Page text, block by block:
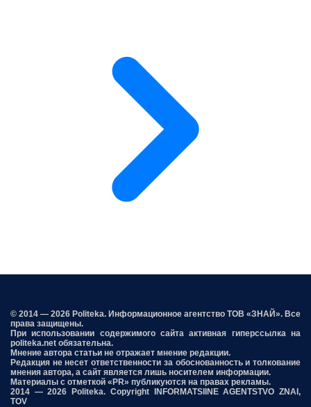
© 2014 — 2026 Politeka. Информационное агентство ТОВ «ЗНАЙ». Все
права защищены.
При использовании содержимого сайта активная гиперссылка на
politeka.net обязательна.
Мнение автора статьи не отражает мнение редакции.
Редакция не несет ответственности за обоснованность и толкование
мнения автора, а сайт является лишь носителем информации.
Материалы с отметкой «PR» публикуются на правах рекламы.
2014 — 2026 Politeka. Copyright INFORMATSIINE AGENTSTVO ZNAI,
TOV